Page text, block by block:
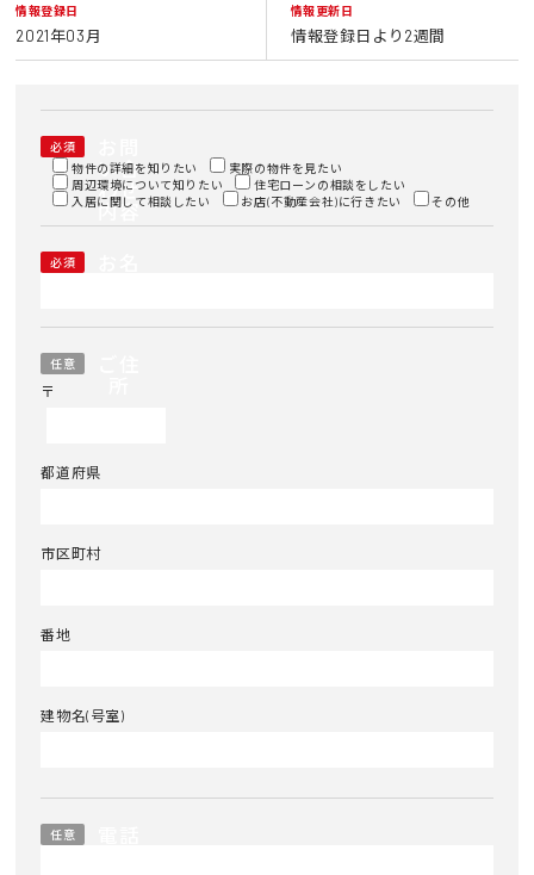
情報登録日
2021年03月
情報更新日
情報登録日より2週間
必須
い合
わせ
内容
物件の詳細を知りたい
実際の物件を見たい
周辺環境について知りたい
住宅ローンの相談をしたい
入居に関して相談したい
お店(不動産会社)に行きたい その他
必須
任意
〒
都道府県
市区町村
番地
建物名(号室)
任意